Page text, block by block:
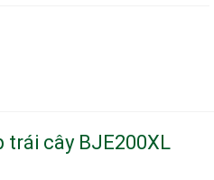
trái cây BJE200XL